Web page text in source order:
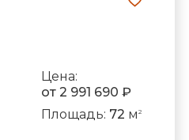
Цена:
от 2 991 690 ₽
Площадь: 72 м 2